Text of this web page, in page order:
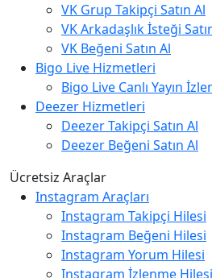
VK Grup Takipçi Satın Al
VK Arkadaşlık İsteği
VK Beğeni Satın Al
Bigo Live Hizmetleri
Bigo Live Canlı Yayın
Deezer Hizmetleri
Deezer Takipçi Satın Al
Deezer Beğeni Satın Al
Ücretsiz Araçlar
Instagram Araçları
Instagram Takipçi Hilesi
Instagram Beğeni Hilesi
Instagram Yorum Hilesi
Instagram İzlenme Hilesi